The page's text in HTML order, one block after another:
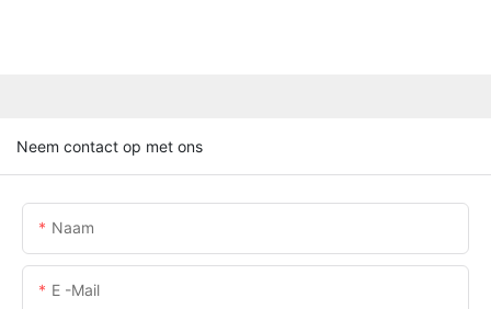
Neem contact op met ons
Naam
E -mail